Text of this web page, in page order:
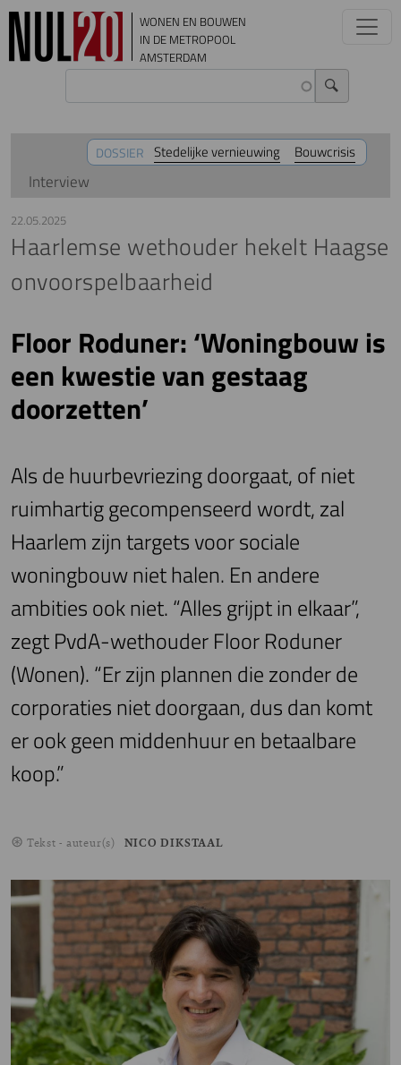
Overslaan en naar de inhoud gaan
WONEN EN BOUWEN
IN DE METROPOOL
AMSTERDAM
DOSSIER Stedelijke vernieuwing Bouwcrisis
Interview
22.05.2025
Haarlemse wethouder hekelt Haagse
onvoorspelbaarheid
Floor Roduner: ‘Woningbouw is
een kwestie van gestaag
doorzetten’
Als de huurbevriezing doorgaat, of niet
ruimhartig gecompenseerd wordt, zal
Haarlem zijn targets voor sociale
woningbouw niet halen. En andere
ambities ook niet. “Alles grijpt in elkaar”,
zegt PvdA-wethouder Floor Roduner
(Wonen). “Er zijn plannen die zonder de
corporaties niet doorgaan, dus dan komt
er ook geen middenhuur en betaalbare
koop.”
Tekst - auteur(s) NICO DIKSTAAL
Image